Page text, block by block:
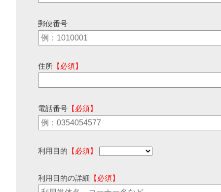
郵便番号
住所 【必須】
電話番号 【必須】
利用目的 【必須】
利用目的の詳細 【必須】